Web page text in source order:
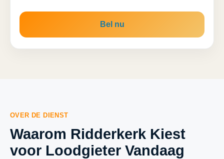
Bel nu
OVER DE DIENST
Waarom Ridderkerk Kiest
voor Loodgieter Vandaag